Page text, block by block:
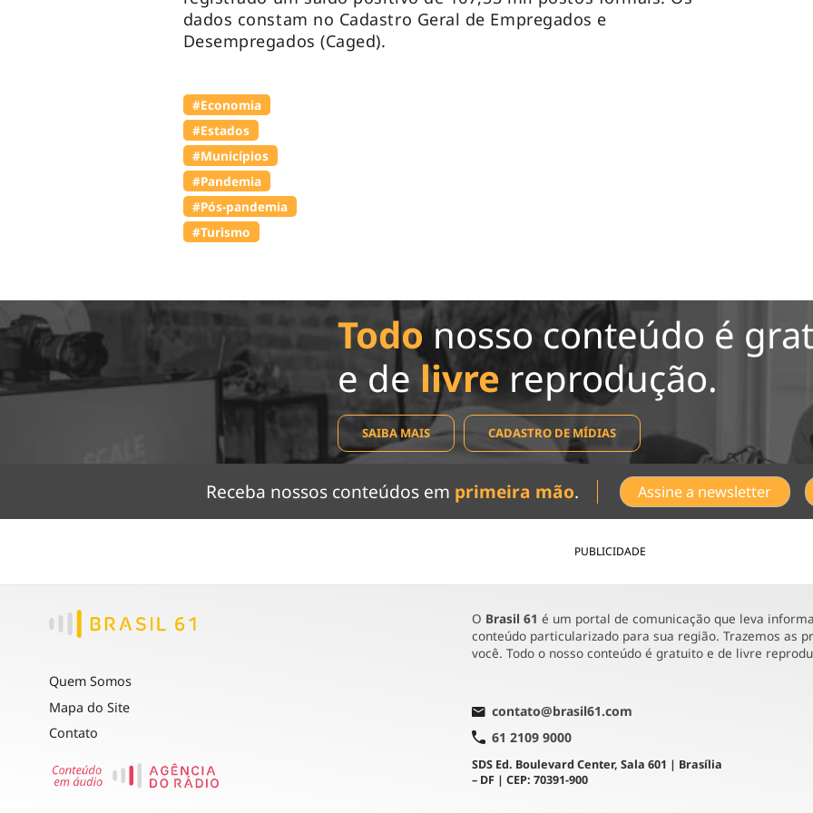
dados constam no Cadastro Geral de Empregados e
Desempregados (Caged).
#Economia
#Estados
#Municípios
#Pandemia
#Pós-pandemia
#Turismo
Todonosso conteúdo é
e de livre reprodução.
SAIBA MAIS CADASTRO DE MÍDIAS
Receba nossos conteúdos em primeira mão. Assine a newsletter
PUBLICIDADE
Quem Somos
Mapa do Site
Contato
O Brasil 61 é um portal de comunicação que leva
conteúdo particularizado para sua região. Trazemos as
você. Todo o nosso conteúdo é gratuito e de livre
contato@brasil61.com
61 2109 9000
SDS Ed. Boulevard Center, Sala 601 | Brasília
– DF | CEP: 70391-900